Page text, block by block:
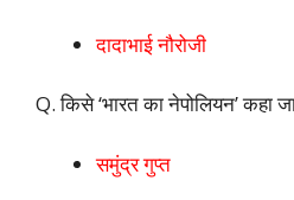
दादाभाई नौरोजी
Q. किसे ‘भारत का नेपोलियन’ कहा
समुंद्र गुप्त